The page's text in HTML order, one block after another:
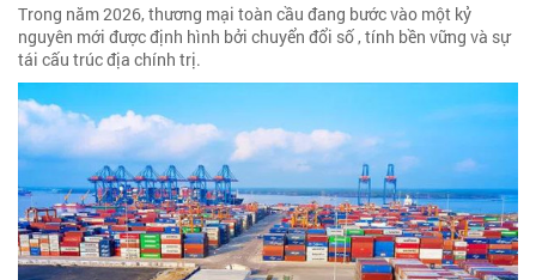
Trong năm 2026, thương mại toàn cầu đang bước vào một kỷ
nguyên mới được định hình bởi chuyển đổi số , tính bền vững và sự
tái cấu trúc địa chính trị.